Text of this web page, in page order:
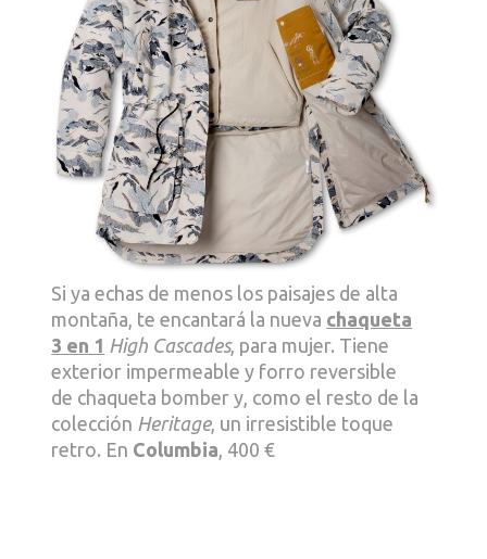
Si ya echas de menos los paisajes de alta
montaña, te encantará la nueva chaqueta
3 en 1 High Cascades, para mujer. Tiene
exterior impermeable y forro reversible
de chaqueta bomber y, como el resto de la
colección Heritage, un irresistible toque
retro. En Columbia, 400 €